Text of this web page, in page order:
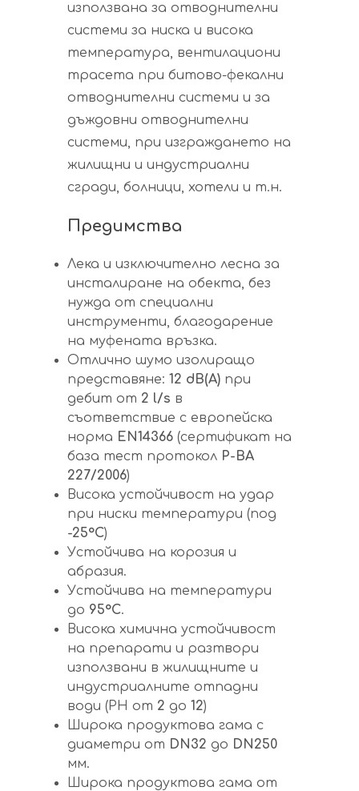
използвана за отводнителни
системи за ниска и висока
температура, вентилациони
трасета при битово-фекални
отводнителни системи и за
дъждовни отводнителни
системи, при изграждането на
жилищни и индустриални
сгради, болници, хотели и т.н.
Предимства
Лека и изключително лесна за
инсталиране на обекта, без
нужда от специални
инструменти, благодарение
на муфената връзка.
Отлично шумо изолиращо
представяне: 12 dB(A) при
дебит от 2 l/s в
съответствие с европейска
норма EN14366 (сертификат на
база тест протокол P-BA
227/2006)
Висока устойчивост на удар
при ниски температури (под
-25°С)
Устойчива на корозия и
абразия.
Устойчива на температури
до 95°С.
Висока химична устойчивост
на препарати и разтвори
използвани в жилищните и
индустриалните отпадни
води (PH от 2 до 12)
Широка продуктова гама с
диаметри от DN32 до DN250
мм.
Широка продуктова гама от